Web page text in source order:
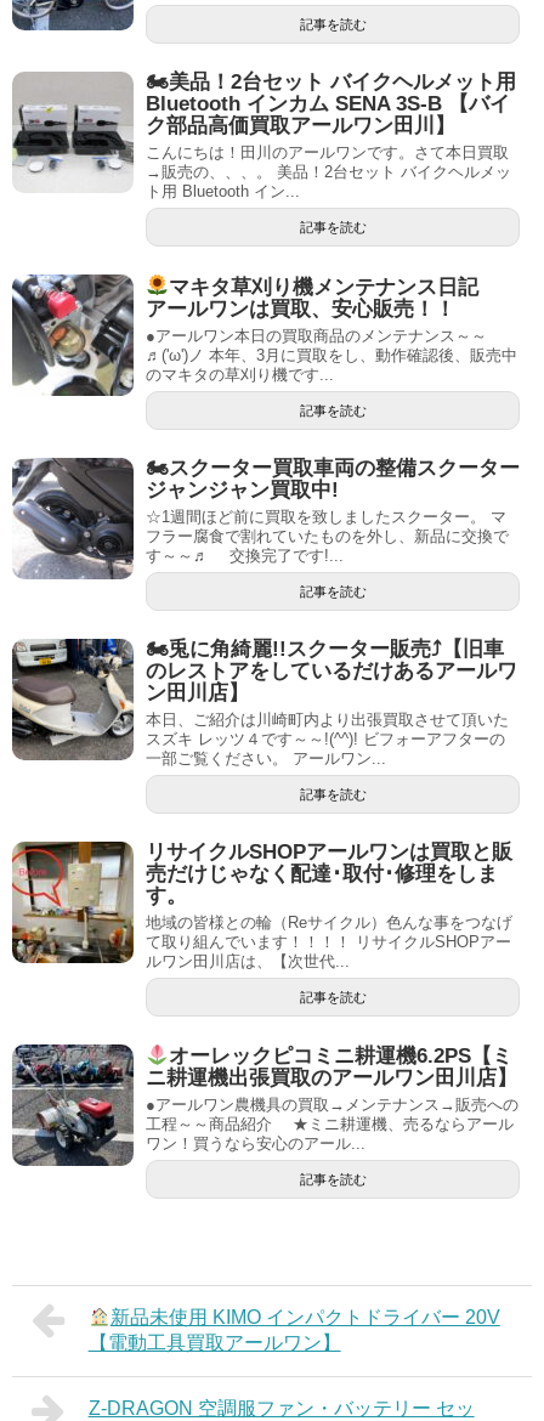
記事を読む
🏍美品！2台セット バイクヘルメット用
Bluetooth インカム SENA 3S-B 【バイ
ク部品高価買取アールワン田川】
こんにちは！田川のアールワンです。さて本日買取
→販売の、、、。 美品！2台セット バイクヘルメッ
ト用 Bluetooth イン...
記事を読む
マキタ草刈り機メンテナンス日記
アールワンは買取、安心販売！！
●アールワン本日の買取商品のメンテナンス～～
♬('ω')ノ 本年、3月に買取をし、動作確認後、販売中
のマキタの草刈り機です...
記事を読む
🏍スクーター買取車両の整備スクーター
ジャンジャン買取中!
☆1週間ほど前に買取を致しましたスクーター。 マ
フラー腐食で割れていたものを外し、新品に交換で
す～～♬ 交換完了です!...
記事を読む
🏍兎に角綺麗!!スクーター販売⤴【旧車
のレストアをしているだけあるアールワ
ン田川店】
本日、ご紹介は川崎町内より出張買取させて頂いた
スズキ レッツ４です～～!(^^)! ビフォーアフターの
一部ご覧ください。 アールワン...
記事を読む
リサイクルSHOPアールワンは買取と販
売だけじゃなく配達･取付･修理をしま
す。
地域の皆様との輪（Reサイクル）色んな事をつなげ
て取り組んでいます！！！！ リサイクルSHOPアー
ルワン田川店は、【次世代...
記事を読む
オーレックピコミニ耕運機6.2PS【ミ
ニ耕運機出張買取のアールワン田川店】
●アールワン農機具の買取→メンテナンス→販売への
工程～～商品紹介 ★ミニ耕運機、売るならアール
ワン！買うなら安心のアール...
記事を読む
新品未使用 KIMO インパクトドライバー 20V
【電動工具買取アールワン】
Z-DRAGON 空調服ファン・バッテリー セッ